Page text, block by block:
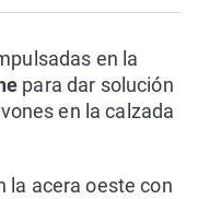
en la
para dar solución
en la calzada
la acera oeste con